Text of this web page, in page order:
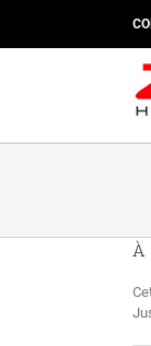
contenu
À